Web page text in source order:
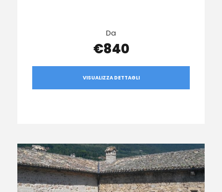
Da
€840
VISUALIZZA DETTAGLI